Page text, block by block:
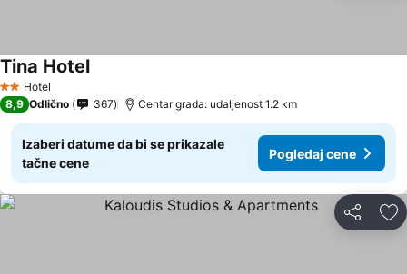
2 Zvezdice
Hotel
Tina HotelPogledaj cene
8,9 Odlično 367 Centar grada: udaljenost 1.2 km
Izaberi datume da bi se prikazale
tačne cene
Pogledaj cene
Deli